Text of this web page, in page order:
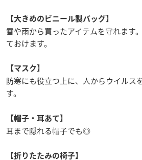
【大きめのビニール製バッグ】
雪や雨から買ったアイテムを守れます
ておけます。
【マスク】
防寒にも役立つ上に、人からウイルス
す。
【帽子・耳あて】
耳まで隠れる帽子でも◎
【折りたたみの椅子】